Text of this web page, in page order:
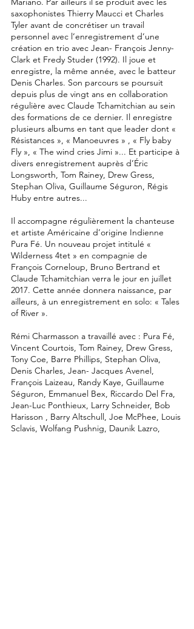
saxophonistes Thierry Maucci et Charles
Tyler avant de concrétiser un travail
personnel avec l’enregistrement d’une
création en trio avec Jean- François Jenny-
Clark et Fredy Studer (1992). Il joue et
enregistre, la même année, avec le batteur
Denis Charles. Son parcours se poursuit
depuis plus de vingt ans en collaboration
régulière avec Claude Tchamitchian au sein
des formations de ce dernier. Il enregistre
plusieurs albums en tant que leader dont «
Résistances », « Manoeuvres » , « Fly baby
Fly », « The wind cries Jimi »... Et participe à
divers enregistrement auprès d’Éric
Longsworth, Tom Rainey, Drew Gress,
Stephan Oliva, Guillaume Séguron, Régis
Huby entre autres...
Il accompagne régulièrement la chanteuse
et artiste Américaine d’origine Indienne
Pura Fé. Un nouveau projet intitulé «
Wilderness 4tet » en compagnie de
François Corneloup, Bruno Bertrand et
Claude Tchamitchian verra le jour en juillet
2017. Cette année donnera naissance, par
ailleurs, à un enregistrement en solo: « Tales
of River ».
Rémi Charmasson a travaillé avec : Pura Fé,
Vincent Courtois, Tom Rainey, Drew Gress,
Tony Coe, Barre Phillips, Stephan Oliva,
Denis Charles, Jean- Jacques Avenel,
François Laizeau, Randy Kaye, Guillaume
Séguron, Emmanuel Bex, Riccardo Del Fra,
Jean-Luc Ponthieux, Larry Schneider, Bob
Harisson , Barry Altschull, Joe McPhee, Louis
Sclavis, Wolfang Pushnig, Daunik Lazro,